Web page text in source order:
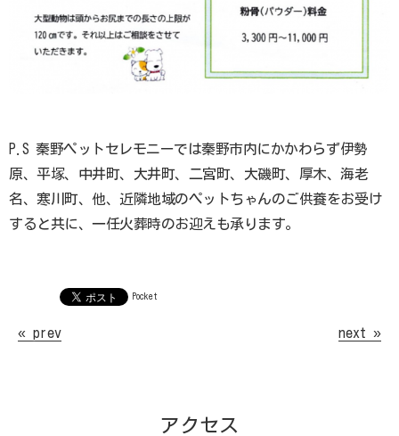
ペットが亡くなったら
納骨について
思い出をカタチに
お問い合わせ
P.S 秦野ペットセレモニーでは秦野市内にかかわらず伊勢
原、平塚、中井町、大井町、二宮町、大磯町、厚木、海老
名、寒川町、他、近隣地域のペットちゃんのご供養をお受け
すると共に、一任火葬時のお迎えも承ります。
Pocket
« prev next »
アクセス